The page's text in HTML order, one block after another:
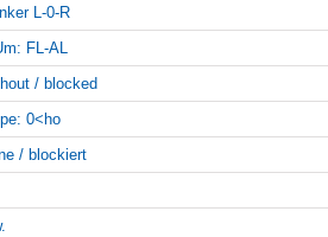
L-0-R
FL-AL
/ blocked
0<ho
/ blockiert